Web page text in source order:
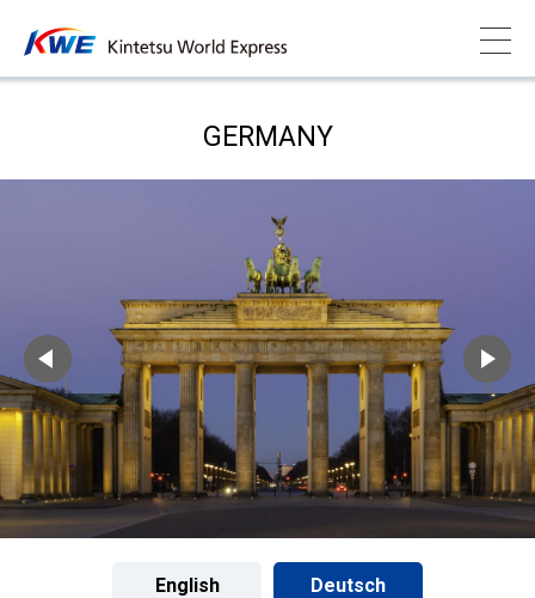
GERMANY
English Deutsch